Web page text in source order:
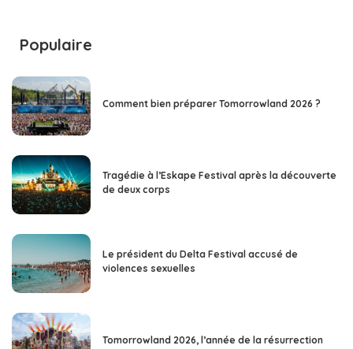
Populaire
Comment bien préparer Tomorrowland 2026 ?
Tragédie à l’Eskape Festival après la découverte
de deux corps
Le président du Delta Festival accusé de
violences sexuelles
Tomorrowland 2026, l’année de la résurrection